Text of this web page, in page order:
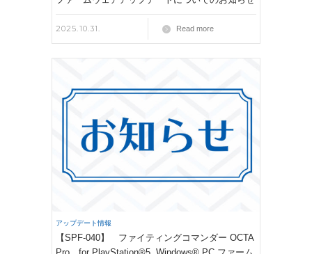
2025.10.31. Read more
アップデート情報
【SPF-040】 ファイティングコマンダー OCTA